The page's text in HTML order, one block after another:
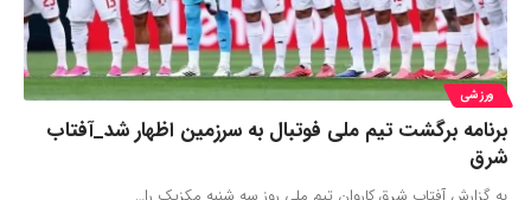
ورزشی
برنامه برگشت تیم ملی فوتبال به سرزمین اظهار شد_آفتاب
شرق